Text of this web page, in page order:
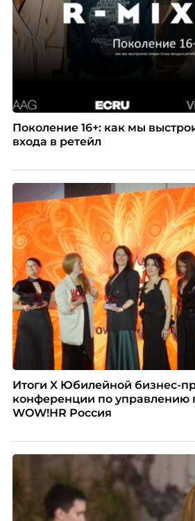
Поколение 16+: как мы
входа в ретейл
Итоги X Юбилейной бизнес-
конференции по управлению
WOW!HR Россия